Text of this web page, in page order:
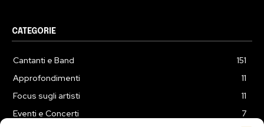
CATEGORIE
Cantanti e Band
151
Approfondimenti
11
Focus sugli artisti
11
Eventi e Concerti
7